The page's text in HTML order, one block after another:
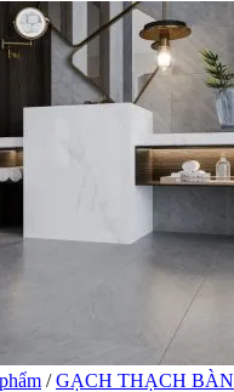
/ GẠCH THẠCH BÀN